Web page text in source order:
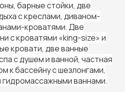
, барные стойки, две
скреслами, диваном-
кроватями.Две
и с кроватями «king-size» и
кровати, две ванные
с душем и ванной, частная
к бассейнусшезлонгами,
гидромассажнымиваннами.